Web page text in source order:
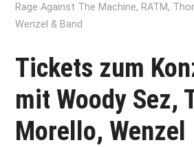
Rage Against The Machine, RATM,
Wenzel & Band
Tickets zum
mit Woody Sez,
Morello, Wenzel